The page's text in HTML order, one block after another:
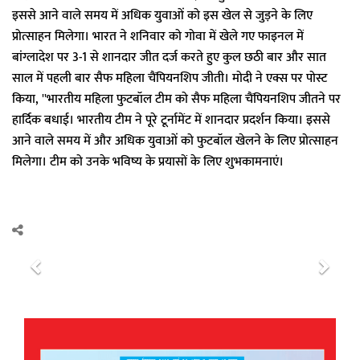
इससे आने वाले समय में अधिक युवाओं को इस खेल से जुड़ने के लिए
प्रोत्साहन मिलेगा। भारत ने शनिवार को गोवा में खेले गए फाइनल में
बांग्लादेश पर 3-1 से शानदार जीत दर्ज करते हुए कुल छठी बार और सात
साल में पहली बार सैफ महिला चैंपियनशिप जीती। मोदी ने एक्स पर पोस्ट
किया, ''भारतीय महिला फुटबॉल टीम को सैफ महिला चैंपियनशिप जीतने पर
हार्दिक बधाई। भारतीय टीम ने पूरे टूर्नामेंट में शानदार प्रदर्शन किया। इससे
आने वाले समय में और अधिक युवाओं को फुटबॉल खेलने के लिए प्रोत्साहन
मिलेगा। टीम को उनके भविष्य के प्रयासों के लिए शुभकामनाएं।
P
e
N
x